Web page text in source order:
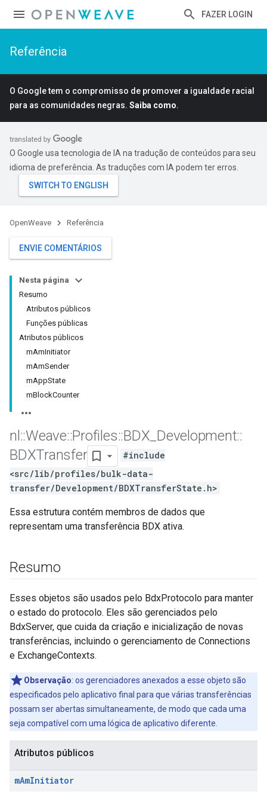
FAZER LOGIN
Referência
O Google tem o compromisso de promover a igualdade racial
para as comunidades negras. Saiba como.
O Google usa tecnologia de IA na tradução de conteúdos para seu
idioma de preferência. As traduções com IA podem ter erros.
OpenWeave Referência
ENVIE COMENTÁRIOS
Nesta página
Resumo
Atributos públicos
Funções públicas
Atributos públicos
mAmInitiator
mAmSender
mAppState
mBlockCounter
nl ::Weave::Profiles::BDX Development::
BDXTransfer
#include
<src/lib/profiles/bulk-data-
transfer/Development/BDXTransferState.h>
Essa estrutura contém membros de dados que
representam uma transferência BDX ativa.
Resumo
Esses objetos são usados pelo BdxProtocolo para manter
o estado do protocolo. Eles são gerenciados pelo
BdxServer, que cuida da criação e inicialização de novas
transferências, incluindo o gerenciamento de Connections
e ExchangeContexts.
Observação: os gerenciadores anexados a esse objeto são
especificados pelo aplicativo final para que várias transferências
possam ser abertas simultaneamente, de modo que cada uma
seja compatível com uma lógica de aplicativo diferente.
Atributos públicos
mAmInitiator